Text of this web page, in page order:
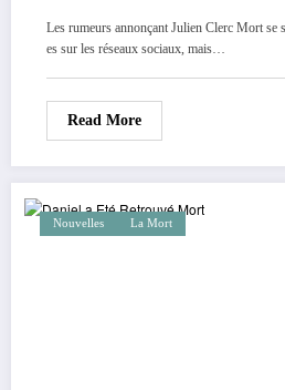
Les rumeurs annonçant Julien Clerc Mort se
es sur les réseaux sociaux, mais…
Read More
Nouvelles La Mort